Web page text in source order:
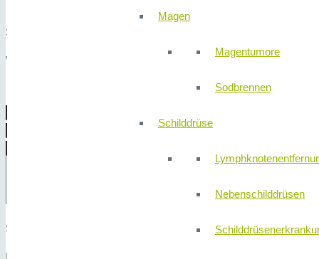
Magen
Magentumore
Sodbrennen
Schilddrüse
Nebenschilddrüsen
Sie haben auch die Möglichkeit uns per Nachricht einen
Vielen Dank für Ihr Vertrauen!
Sicherheitsfrage: 4x2 ist?